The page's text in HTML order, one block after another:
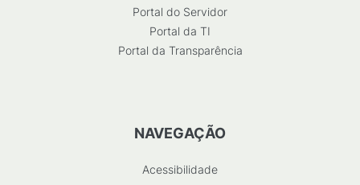
Portal do Servidor
Portal da TI
Portal da Transparência
NAVEGAÇÃO
Acessibilidade